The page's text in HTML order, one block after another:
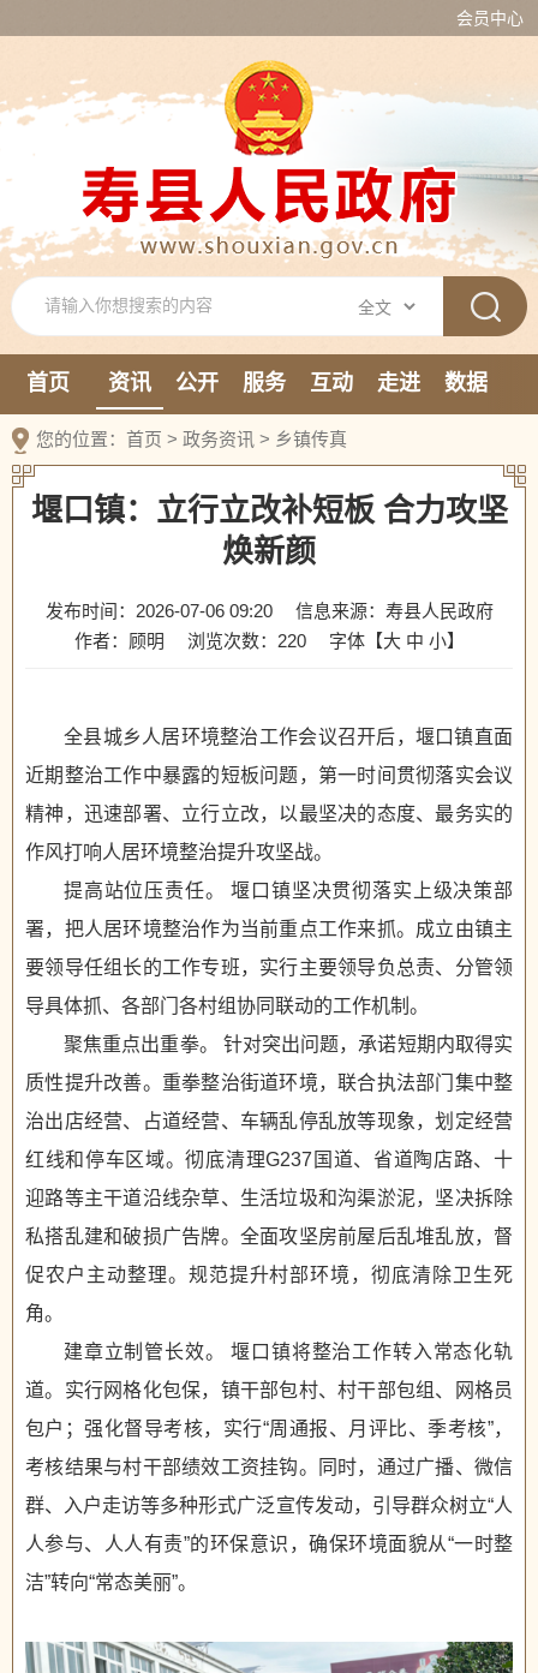
会员中心
首页 资讯 公开 服务 互动 走进
数据
新媒体
您的位置： 首页 > 政务资讯 > 乡镇传真
堰口镇：立行立改补短板 合力攻坚
焕新颜
发布时间：2026-07-06 09:20
信息来源：寿县人民政府
作者：顾明
浏览次数： 220 字体【大 中 小】
全县城乡人居环境整治工作会议召开后，堰口镇直面
近期整治工作中暴露的短板问题，第一时间贯彻落实会议
精神，迅速部署、立行立改，以最坚决的态度、最务实的
作风打响人居环境整治提升攻坚战。
提高站位压责任。 堰口镇坚决贯彻落实上级决策部
署，把人居环境整治作为当前重点工作来抓。成立由镇主
要领导任组长的工作专班，实行主要领导负总责、分管领
导具体抓、各部门各村组协同联动的工作机制。
聚焦重点出重拳。 针对突出问题，承诺短期内取得实
质性提升改善。重拳整治街道环境，联合执法部门集中整
治出店经营、占道经营、车辆乱停乱放等现象，划定经营
红线和停车区域。彻底清理G237国道、省道陶店路、十
迎路等主干道沿线杂草、生活垃圾和沟渠淤泥，坚决拆除
私搭乱建和破损广告牌。全面攻坚房前屋后乱堆乱放，督
促农户主动整理。规范提升村部环境，彻底清除卫生死
角。
建章立制管长效。 堰口镇将整治工作转入常态化轨
道。实行网格化包保，镇干部包村、村干部包组、网格员
包户；强化督导考核，实行“周通报、月评比、季考核”，
考核结果与村干部绩效工资挂钩。同时，通过广播、微信
群、入户走访等多种形式广泛宣传发动，引导群众树立“人
人参与、人人有责”的环保意识，确保环境面貌从“一时整
洁”转向“常态美丽”。